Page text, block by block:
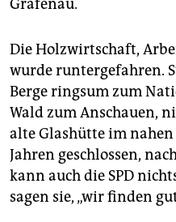
Grafenau.
Die Holzwirtschaft,
wurde runtergefahren.
Berge ringsum zum
Wald zum Anschauen,
alte Glashütte im
Jahren geschlossen,
kann auch die SPD
sagen sie, „wir finden